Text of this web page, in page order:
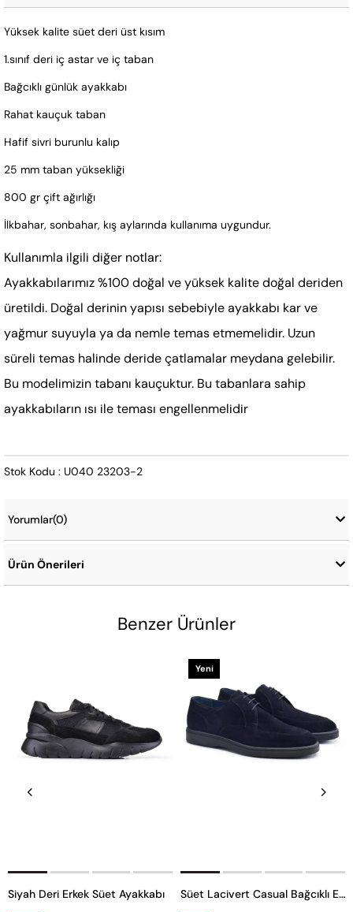
Yüksek kalite süet deri üst kısım
1.sınıf deri iç astar ve iç taban
Bağcıklı günlük ayakkabı
Rahat kauçuk taban
Hafif sivri burunlu kalıp
25 mm taban yüksekliği
800 gr çift ağırlığı
İlkbahar, sonbahar, kış aylarında kullanıma uygundur.
Kullanımla ilgili diğer notlar:
Ayakkabılarımız %100 doğal ve yüksek kalite doğal deriden
üretildi. Doğal derinin yapısı sebebiyle ayakkabı kar ve
yağmur suyuyla ya da nemle temas etmemelidir. Uzun
süreli temas halinde deride çatlamalar meydana gelebilir.
Bu modelimizin tabanı kauçuktur. Bu tabanlara sahip
ayakkabıların ısı ile teması engellenmelidir
Stok Kodu : U040 23203-2
Yorumlar(0)
Ürün Önerileri
Benzer Ürünler
Siyah Deri Erkek Süet Ayakkabı Süet Lacivert Casual Bağcıklı Erkek Ayakkabı -53341-
Yeni